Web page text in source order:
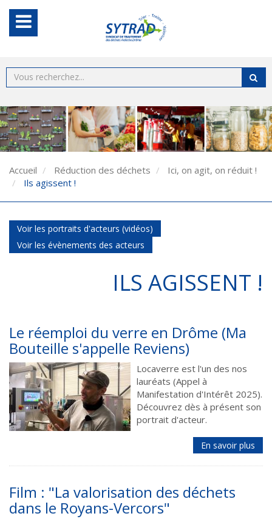
Accueil Réduction des déchets
Ici, on agit, on réduit !
Ils agissent !
Voir les portraits d'acteurs (vidéos)
Voir les évènements des acteurs
ILS AGISSENT !
Le réemploi du verre en Drôme (Ma
Bouteille s'appelle Reviens)
Locaverre est l'un des nos
lauréats (Appel à
Manifestation d'Intérêt 2025).
Découvrez dès à présent son
portrait d'acteur.
En savoir plus
Film : "La valorisation des déchets
dans le Royans-Vercors"